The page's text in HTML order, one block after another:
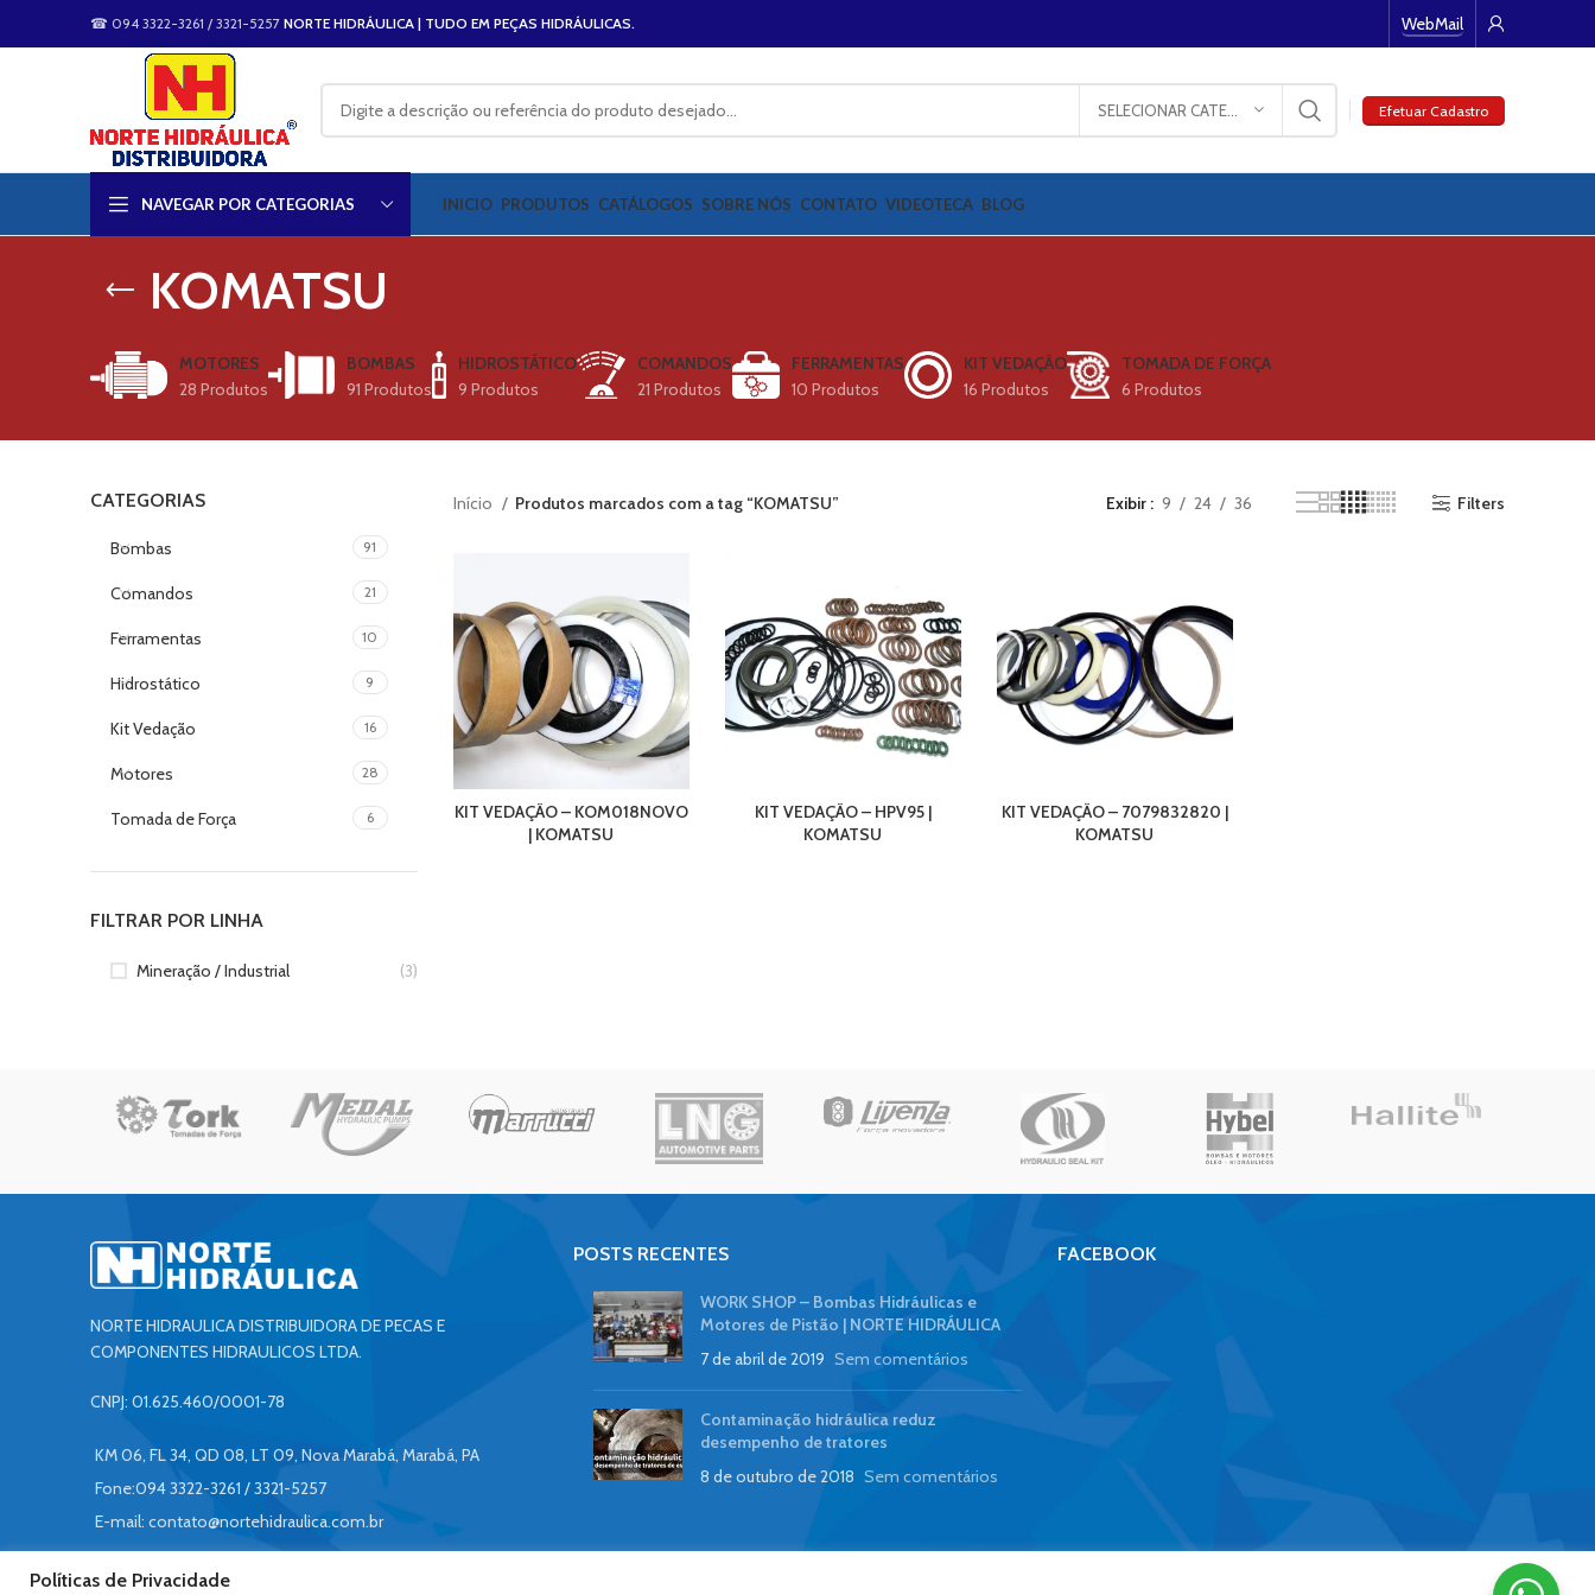
☎ 094 3322-3261 / 3321-5257 NORTE HIDRÁULICA | TUDO EM PEÇAS HIDRÁULICAS. WebMail
Efetuar Cadastro
NAVEGAR POR CATEGORIAS INICIO PRODUTOS CATÁLOGOS SOBRE NÓS CONTATO VIDEOTECA BLOG
KOMATSU
MOTORES
28 Produtos
BOMBAS
91 Produtos
HIDROSTÁTICO
9 Produtos
COMANDOS
21 Produtos
FERRAMENTAS
10 Produtos
KIT VEDAÇÃO
16 Produtos
TOMADA DE FORÇA
6 Produtos
CATEGORIAS
Bombas 91
Comandos 21
Ferramentas 10
Hidrostático 9
Kit Vedação 16
Motores 28
Tomada de Força 6
FILTRAR POR LINHA
Mineração / Industrial (3)
Início Produtos marcados com a tag “KOMATSU” Exibir 9 24 36 Filters
KIT VEDAÇÃO – KOM018NOVO
| KOMATSU
KIT VEDAÇÃO – HPV95 |
KOMATSU
KIT VEDAÇÃO – 7079832820 |
KOMATSU
NORTE HIDRAULICA DISTRIBUIDORA DE PECAS E
COMPONENTES HIDRAULICOS LTDA.
CNPJ: 01.625.460/0001-78
KM 06, FL 34, QD 08, LT 09, Nova Marabá, Marabá, PA
Fone:094 3322-3261 / 3321-5257
E-mail: contato@nortehidraulica.com.br
POSTS RECENTES
WORK SHOP – Bombas Hidráulicas e
Motores de Pistão | NORTE HIDRÁULICA
7 de abril de 2019 Sem comentários
Contaminação hidráulica reduz
desempenho de tratores
8 de outubro de 2018 Sem comentários
FACEBOOK
Políticas de Privacidade